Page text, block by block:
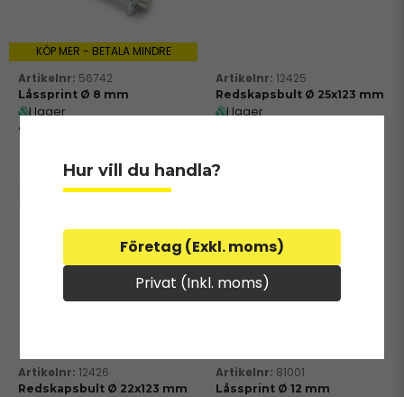
KÖP MER - BETALA MINDRE
56742
Låssprint Ø 8 mm
I lager
14 kr
12425
Redskapsbult Ø 25x123 mm
I lager
12426
Redskapsbult Ø 22x123 mm
81001
Låssprint Ø 12 mm
Hur vill du handla?
Företag (Exkl. moms)
Privat (Inkl. moms)